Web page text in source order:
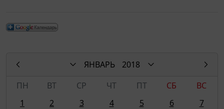
ЯНВАРЬ
2018
ПН
ВТ СР ЧТ ПТ СБ
ВС
1
2 3 4 5 6
7